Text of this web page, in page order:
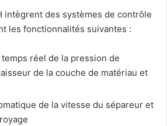
intègrent des systèmes de contrôle
les fonctionnalités suivantes :
réel de la pression de
de la couche de matériau et
de la vitesse du sépareur et